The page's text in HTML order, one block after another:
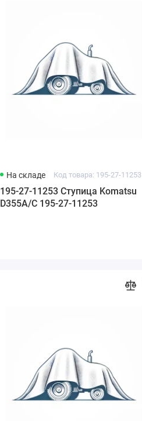
На складе Код товара: 195-27-11253
195-27-11253 Ступица Komatsu
D355A/C 195-27-11253